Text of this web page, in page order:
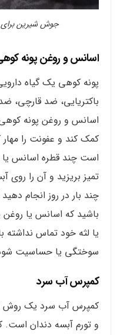
جوش شیرین برای
اسانس و روغن پونه
پونه کوهی یک گیاه
باکتریایی، ضد قارچی،
اسانس و روغن پونه
کمک کند و عفونت را
است چند قطره اسانس یا
تمیز بریزید و آن را روی
چند بار در روز انجام
باشید که اسانس یا روغن
یا لثه خود تماس
سوختگی یا حساسیت
کمپرس آب سرد
کمپرس آب سرد یک روش
و تورم آبسه دندان